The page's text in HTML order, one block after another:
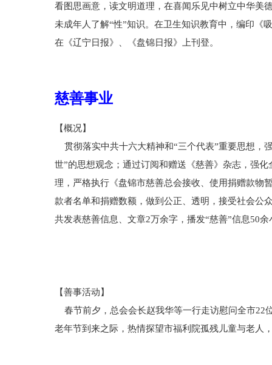
看图思画意，读文明道理，在喜闻乐见中树立中华美
未成年人了解“性”知识。在卫生知识教育中，编印《
在《辽宁日报》、《盘锦日报》上刊登。
慈善事业
【概况】
贯彻落实中共十六大精神和“三个代表”重要思想，
世”的思想观念；通过订阅和赠送《慈善》杂志，强
理，严格执行《盘锦市慈善总会接收、使用捐赠款物
款者名单和捐赠数额，做到公正、透明，接受社会公
共发表慈善信息、文章2万余字，播发“慈善”信息50余
【善事活动】
春节前夕，总会会长赵我华等一行走访慰问全市22
老年节到来之际，热情探望市福利院孤残儿童与老人